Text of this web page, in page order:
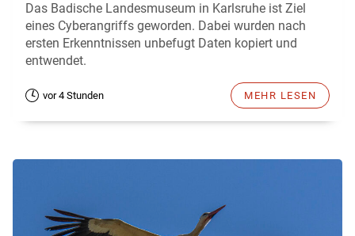
Das Badische Landesmuseum in Karlsruhe ist Ziel
eines Cyberangriffs geworden. Dabei wurden nach
ersten Erkenntnissen unbefugt Daten kopiert und
entwendet.
vor 4 Stunden MEHR LESEN